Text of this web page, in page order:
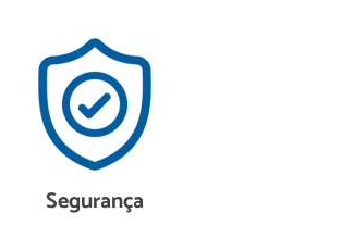
Segurança